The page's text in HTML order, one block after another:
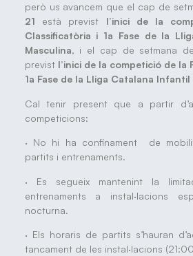
però us avancem que el cap de
21 està previst l’inici de la
Classificatòria i 1a Fase de la
Masculina, i el cap de setmana
previst l’inici de la competició de la
1a Fase de la Lliga Catalana
Cal tenir present que a partir
competicions:
· No hi ha confinament de
partits i entrenaments.
· Es segueix mantenint la
entrenaments a instal·lacions
nocturna.
· Els horaris de partits s’hauran
tancament de les instal·lacions